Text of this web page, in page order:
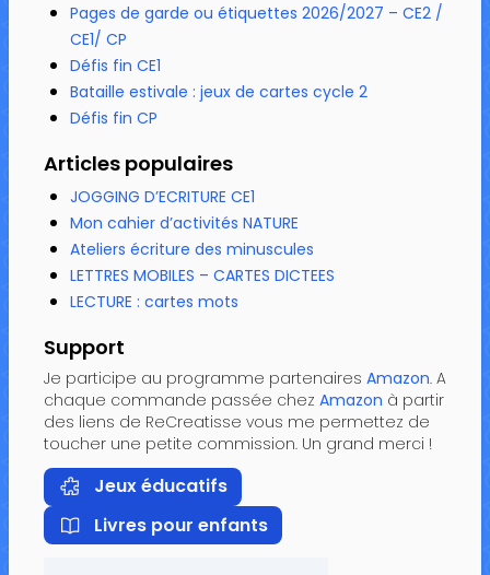
Pages de garde ou étiquettes 2026/2027 – CE2 /
CE1/ CP
Défis fin CE1
Bataille estivale : jeux de cartes cycle 2
Défis fin CP
Articles populaires
JOGGING D’ECRITURE CE1
Mon cahier d’activités NATURE
Ateliers écriture des minuscules
LETTRES MOBILES – CARTES DICTEES
LECTURE : cartes mots
Support
Je participe au programme partenaires Amazon. A
chaque commande passée chez Amazon à partir
des liens de ReCreatisse vous me permettez de
toucher une petite commission. Un grand merci !
Jeux éducatifs
Livres pour enfants